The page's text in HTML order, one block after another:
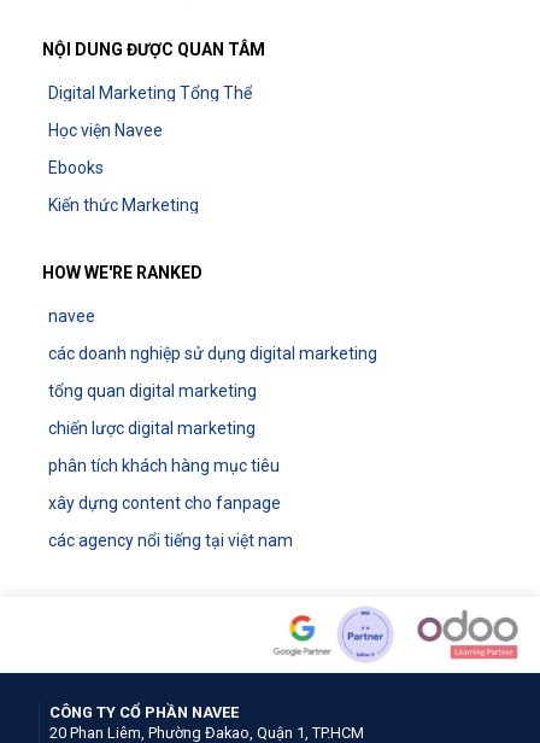
NỘI DUNG ĐƯỢC QUAN TÂM
Digital Marketing Tổng Thể
Học viện Navee
Ebooks
Kiến thức Marketing
HOW WE'RE RANKED
navee
các doanh nghiệp sử dụng digital marketing
tổng quan digital marketing
chiến lược digital marketing
phân tích khách hàng mục tiêu
xây dựng content cho fanpage
các agency nổi tiếng tại việt nam
CÔNG TY CỔ PHẦN NAVEE
20 Phan Liêm, Phường Đakao, Quận 1, TP.HCM